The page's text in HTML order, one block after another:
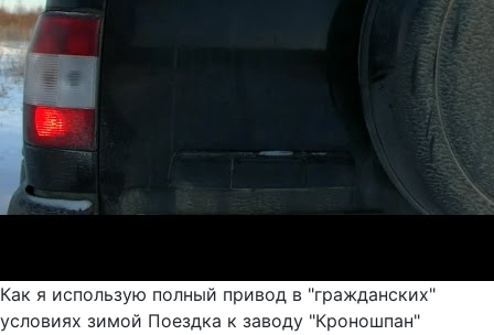
Как я использую полный привод в "гражданских"
условиях зимой Поездка к заводу "Кроношпан"